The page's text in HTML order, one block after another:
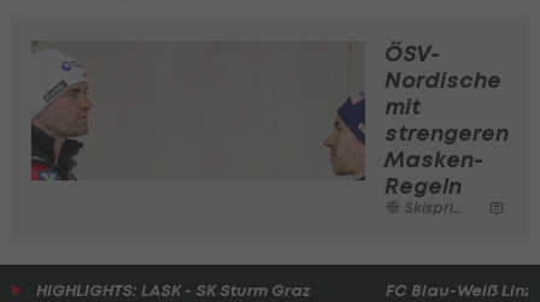
ÖSV-
Nordische
mit
strengeren
Masken-
Regeln
Skispringen
HIGHLIGHTS: LASK - SK Sturm Graz FC Blau-Weiß Linz